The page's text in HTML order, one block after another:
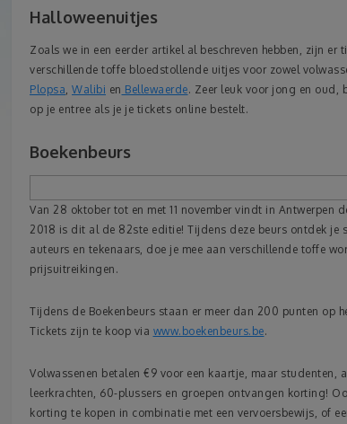
Halloweenuitjes
Zoals we in een eerder artikel al beschreven hebben, zijn er
verschillende toffe bloedstollende uitjes voor zowel
Plopsa Walibi en Bellewaerde. Zeer leuk voor jong en oud,
op je entree als je je tickets online bestelt.
Boekenbeurs
Van 28 oktober tot en met 11 november vindt in Antwerpen
2018 is dit al de 82ste editie! Tijdens deze beurs ontdek je
auteurs en tekenaars, doe je mee aan verschillende toffe
prijsuitreikingen.
Tijdens de Boekenbeurs staan er meer dan 200 punten op
Tickets zijn te koop via www.boekenbeurs.be.
Volwassenen betalen €9 voor een kaartje, maar studenten,
leerkrachten, 60-plussers en groepen ontvangen korting!
korting te kopen in combinatie met een vervoersbewijs, of